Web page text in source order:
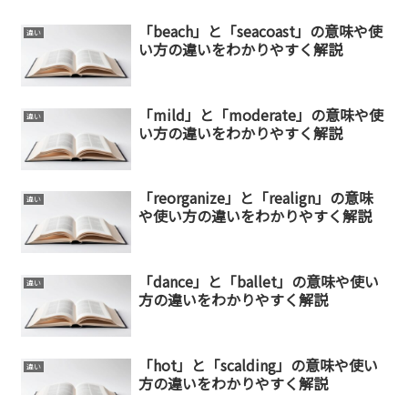
違い
「beach」と「seacoast」の意味や使
い方の違いをわかりやすく解説
違い
「mild」と「moderate」の意味や使
い方の違いをわかりやすく解説
違い
「reorganize」と「realign」の意味
や使い方の違いをわかりやすく解説
違い
「dance」と「ballet」の意味や使い
方の違いをわかりやすく解説
違い
「hot」と「scalding」の意味や使い
方の違いをわかりやすく解説